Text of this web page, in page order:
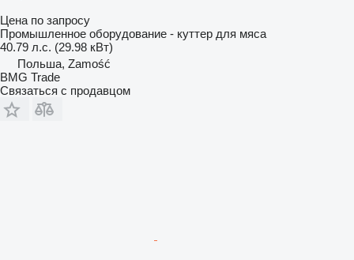
Цена по запросу
Промышленное оборудование - куттер для мяса
40.79 л.с. (29.98 кВт)
Польша, Zamość
BMG Trade
Связаться с продавцом